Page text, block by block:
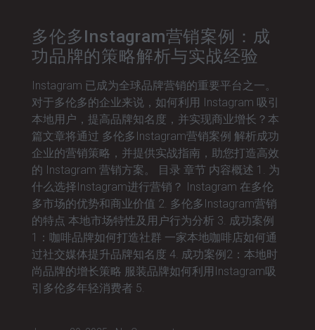
多伦多Instagram营销案例：成
功品牌的策略解析与实战经验
Instagram 已成为全球品牌营销的重要平台之一。
对于多伦多的企业来说，如何利用 Instagram 吸引
本地用户，提高品牌知名度，并实现商业增长？本
篇文章将通过 多伦多Instagram营销案例 解析成功
企业的营销策略，并提供实战指南，助您打造高效
的 Instagram 营销方案。 目录 章节 内容概述 1. 为
什么选择Instagram进行营销？ Instagram 在多伦
多市场的优势和商业价值 2. 多伦多Instagram营销
的特点 本地市场特性及用户行为分析 3. 成功案例
1：咖啡品牌如何打造社群 一家本地咖啡店如何通
过社交媒体提升品牌知名度 4. 成功案例2：本地时
尚品牌的增长策略 服装品牌如何利用Instagram吸
引多伦多年轻消费者 5.